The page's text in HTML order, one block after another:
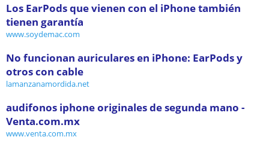
Los EarPods que vienen con el iPhone también
tienen garantía
www.soydemac.com
No funcionan auriculares en iPhone: EarPods y
otros con cable
lamanzanamordida.net
audifonos iphone originales de segunda mano -
Venta.com.mx
www.venta.com.mx